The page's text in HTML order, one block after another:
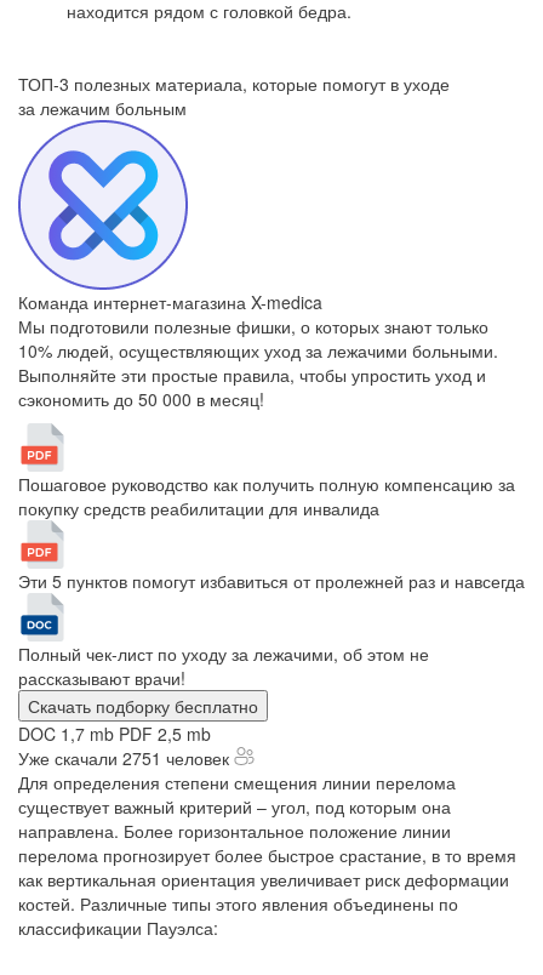
находится рядом с головкой бедра.
ТОП-3 полезных материала, которые помогут в уходе
за лежачим больным
Команда интернет-магазина X-medica
Мы подготовили полезные фишки, о которых знают только
10% людей, осуществляющих уход за лежачими больными.
Выполняйте эти простые правила, чтобы упростить уход и
сэкономить до 50 000 в месяц!
Пошаговое руководство как получить полную компенсацию за
покупку средств реабилитации для инвалида
Эти 5 пунктов помогут избавиться от пролежней раз и навсегда
Полный чек-лист по уходу за лежачими, об этом не
рассказывают врачи!
Скачать подборку бесплатно
DOC 1,7 mb PDF 2,5 mb
Уже скачали 2751 человек
Для определения степени смещения линии перелома
существует важный критерий – угол, под которым она
направлена. Более горизонтальное положение линии
перелома прогнозирует более быстрое срастание, в то время
как вертикальная ориентация увеличивает риск деформации
костей. Различные типы этого явления объединены по
классификации Пауэлса: